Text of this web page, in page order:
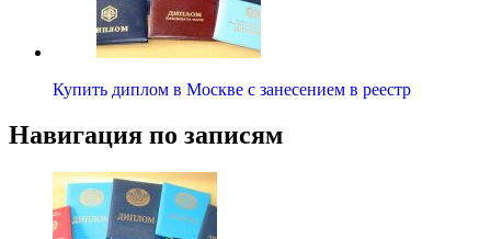
Купить диплом в Москве с занесением в реестр
Навигация по записям